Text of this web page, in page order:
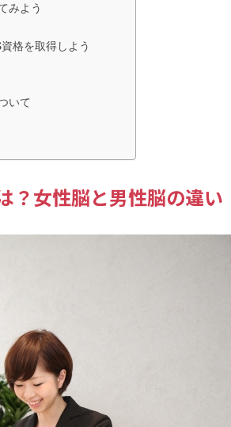
みよう
格を取得しよう
いて
？女性脳と男性脳の違い